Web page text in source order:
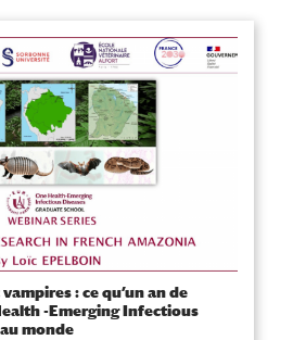
: ce qu’un an de
-Emerging Infectious
monde